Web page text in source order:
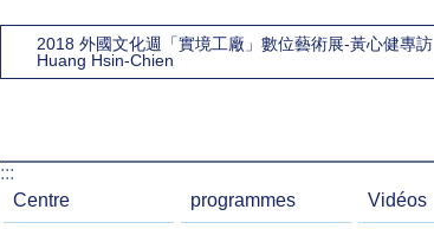
2018 外國文化週「實境工廠」數位藝術展-黃心健專訪
Huang Hsin-Chien
:::
Centre
programmes Vidéos